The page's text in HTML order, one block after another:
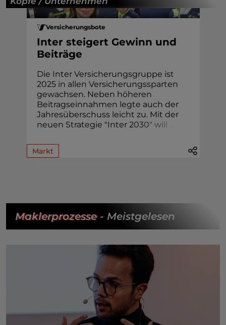
Versicherungsbote
Inter steigert Gewinn und
Beiträge
Die Inter Versicherungsgruppe ist
2025 in allen Versicherungssparten
gewachsen. Neben höheren
Beitragseinnahmen legte auch der
Jahresüberschuss leicht zu. Mit der
neuen Strategie "Inter 2030" will
Markt
Maklerprozesse- Meistgelesen